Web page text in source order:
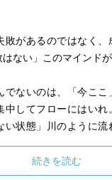
敗があるのではなく
ない」このマインドが
でないのは、「今ここ
中してフローにはいれ
い状態」川のように流
なしの箱をイメージし
ことを想像。蓋をして
続きを読む